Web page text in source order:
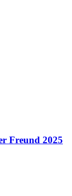
Freund 2025